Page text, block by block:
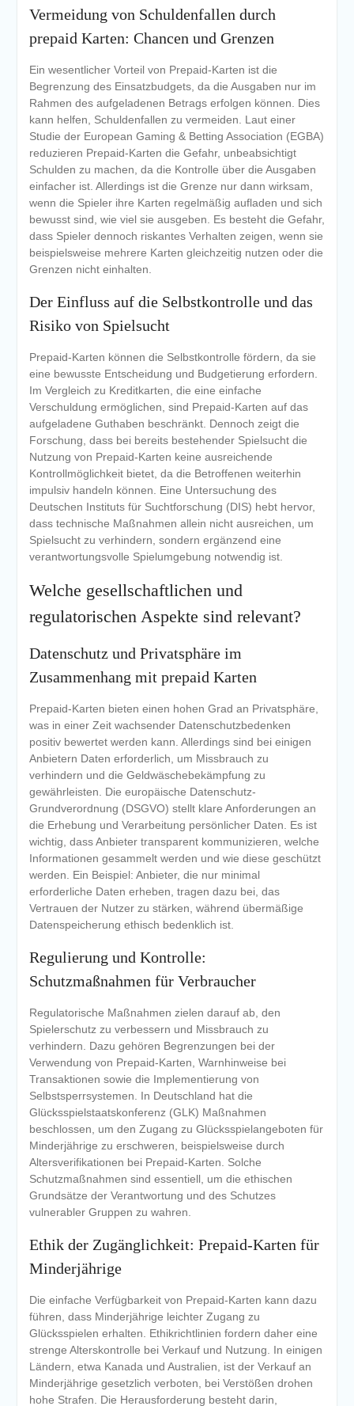
Vermeidung von Schuldenfallen durch
prepaid Karten: Chancen und Grenzen
Ein wesentlicher Vorteil von Prepaid-Karten ist die
Begrenzung des Einsatzbudgets, da die Ausgaben nur im
Rahmen des aufgeladenen Betrags erfolgen können. Dies
kann helfen, Schuldenfallen zu vermeiden. Laut einer
Studie der European Gaming & Betting Association (EGBA)
reduzieren Prepaid-Karten die Gefahr, unbeabsichtigt
Schulden zu machen, da die Kontrolle über die Ausgaben
einfacher ist. Allerdings ist die Grenze nur dann wirksam,
wenn die Spieler ihre Karten regelmäßig aufladen und sich
bewusst sind, wie viel sie ausgeben. Es besteht die Gefahr,
dass Spieler dennoch riskantes Verhalten zeigen, wenn sie
beispielsweise mehrere Karten gleichzeitig nutzen oder die
Grenzen nicht einhalten.
Der Einfluss auf die Selbstkontrolle und das
Risiko von Spielsucht
Prepaid-Karten können die Selbstkontrolle fördern, da sie
eine bewusste Entscheidung und Budgetierung erfordern.
Im Vergleich zu Kreditkarten, die eine einfache
Verschuldung ermöglichen, sind Prepaid-Karten auf das
aufgeladene Guthaben beschränkt. Dennoch zeigt die
Forschung, dass bei bereits bestehender Spielsucht die
Nutzung von Prepaid-Karten keine ausreichende
Kontrollmöglichkeit bietet, da die Betroffenen weiterhin
impulsiv handeln können. Eine Untersuchung des
Deutschen Instituts für Suchtforschung (DIS) hebt hervor,
dass technische Maßnahmen allein nicht ausreichen, um
Spielsucht zu verhindern, sondern ergänzend eine
verantwortungsvolle Spielumgebung notwendig ist.
Welche gesellschaftlichen und
regulatorischen Aspekte sind relevant?
Datenschutz und Privatsphäre im
Zusammenhang mit prepaid Karten
Prepaid-Karten bieten einen hohen Grad an Privatsphäre,
was in einer Zeit wachsender Datenschutzbedenken
positiv bewertet werden kann. Allerdings sind bei einigen
Anbietern Daten erforderlich, um Missbrauch zu
verhindern und die Geldwäschebekämpfung zu
gewährleisten. Die europäische Datenschutz-
Grundverordnung (DSGVO) stellt klare Anforderungen an
die Erhebung und Verarbeitung persönlicher Daten. Es ist
wichtig, dass Anbieter transparent kommunizieren, welche
Informationen gesammelt werden und wie diese geschützt
werden. Ein Beispiel: Anbieter, die nur minimal
erforderliche Daten erheben, tragen dazu bei, das
Vertrauen der Nutzer zu stärken, während übermäßige
Datenspeicherung ethisch bedenklich ist.
Regulierung und Kontrolle:
Schutzmaßnahmen für Verbraucher
Regulatorische Maßnahmen zielen darauf ab, den
Spielerschutz zu verbessern und Missbrauch zu
verhindern. Dazu gehören Begrenzungen bei der
Verwendung von Prepaid-Karten, Warnhinweise bei
Transaktionen sowie die Implementierung von
Selbstsperrsystemen. In Deutschland hat die
Glücksspielstaatskonferenz (GLK) Maßnahmen
beschlossen, um den Zugang zu Glücksspielangeboten für
Minderjährige zu erschweren, beispielsweise durch
Altersverifikationen bei Prepaid-Karten. Solche
Schutzmaßnahmen sind essentiell, um die ethischen
Grundsätze der Verantwortung und des Schutzes
vulnerabler Gruppen zu wahren.
Ethik der Zugänglichkeit: Prepaid-Karten für
Minderjährige
Die einfache Verfügbarkeit von Prepaid-Karten kann dazu
führen, dass Minderjährige leichter Zugang zu
Glücksspielen erhalten. Ethikrichtlinien fordern daher eine
strenge Alterskontrolle bei Verkauf und Nutzung. In einigen
Ländern, etwa Kanada und Australien, ist der Verkauf an
Minderjährige gesetzlich verboten, bei Verstößen drohen
hohe Strafen. Die Herausforderung besteht darin,